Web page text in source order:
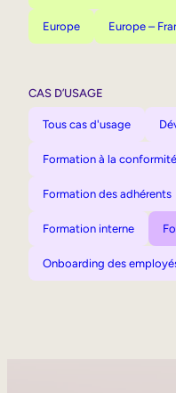
Europe Europe –
CAS D’USAGE
Tous cas d'usage
Formation à la conformité
Formation des adhérents
Formation interne
Onboarding des